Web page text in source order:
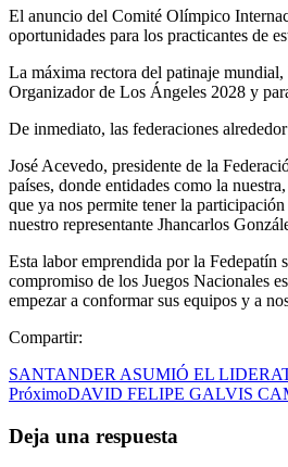
El anuncio del Comité Olímpico
oportunidades para los practicantes de
La máxima rectora del patinaje
Organizador de Los Ángeles 2028 y
De inmediato, las federaciones
José Acevedo, presidente de la
países, donde entidades como la
que ya nos permite tener la
nuestro representante Jhancarlos
Esta labor emprendida por la Fedepatín
compromiso de los Juegos Nacionales
empezar a conformar sus equipos y a
Compartir:
SANTANDER ASUMIÓ EL
PróximoDAVID FELIPE GALVIS
Deja una respuesta